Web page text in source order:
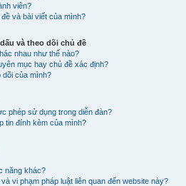
viên?
và bài viết của mình?
và theo dõi chủ đề
nhau như thế nào?
mục hay chủ đề xác định?
dõi của mình?
phép sử dụng trong diễn đàn?
tin đính kèm của mình?
năng khác?
vi phạm pháp luật liên quan đến website này?